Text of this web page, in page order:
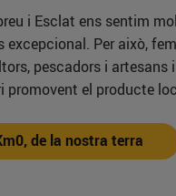
i Esclat ens sentim
excepcional. Per això,
pescadors i
promovent el producte
de la nostra terra